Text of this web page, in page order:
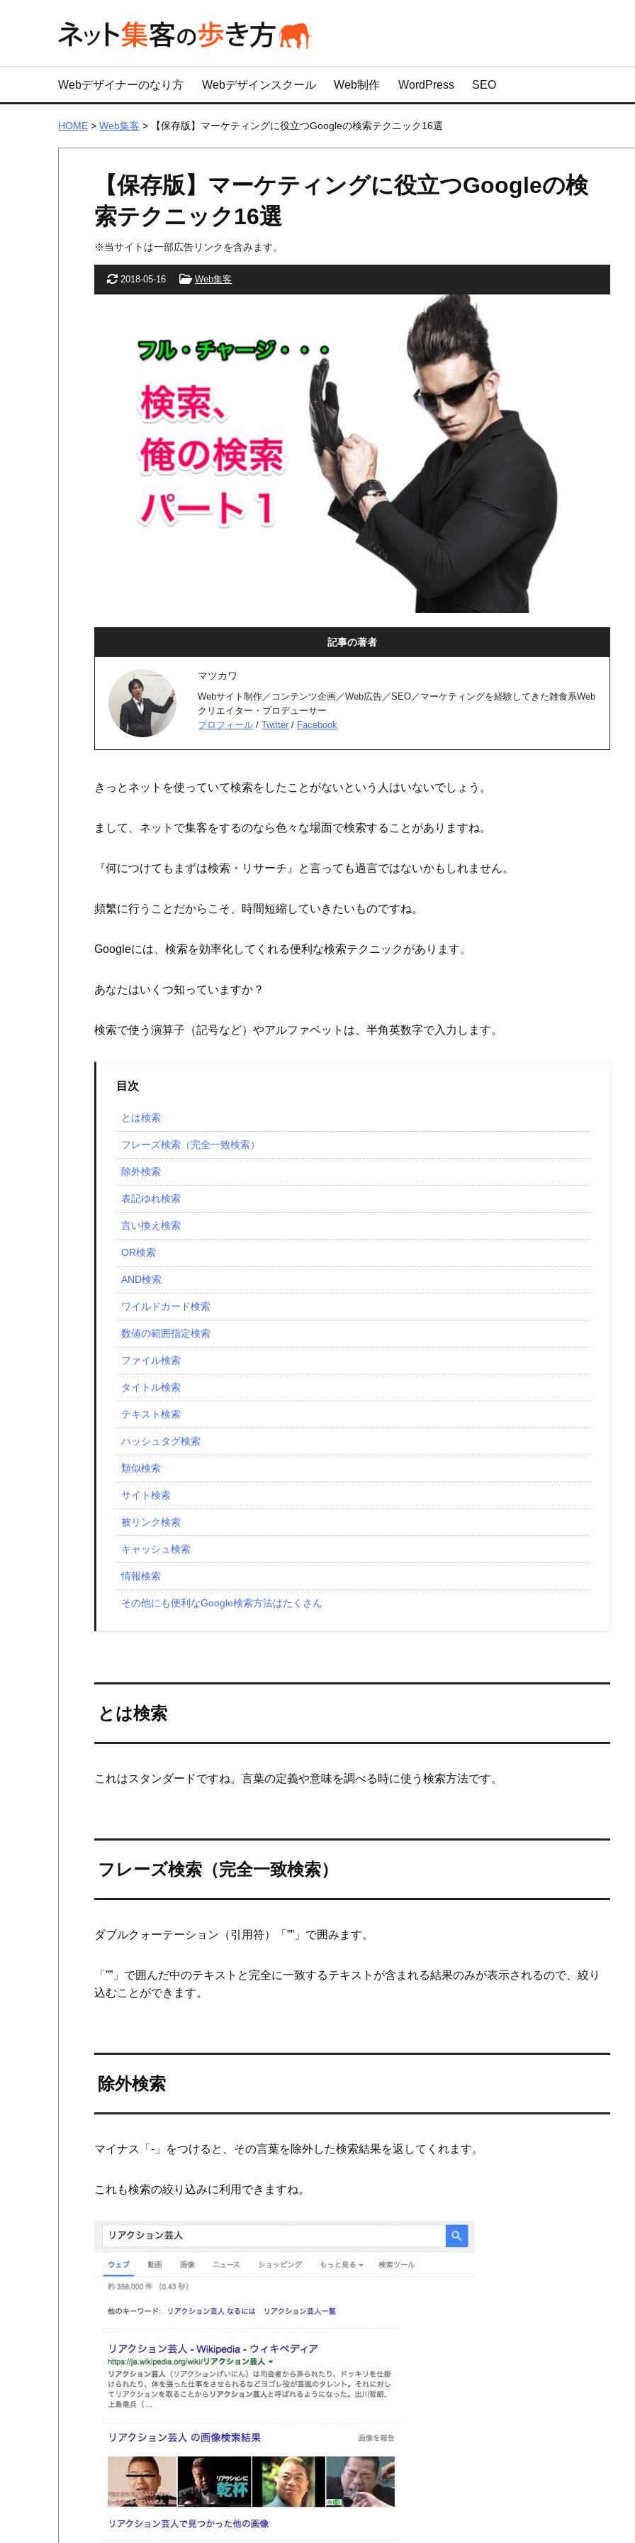
Webデザイナーのなり方 Webデザインスクール Web制作 WordPress SEO
HOME > Web集客 > 【保存版】マーケティングに役立つGoogleの検索テクニック16選
【保存版】マーケティングに役立つGoogleの検
索テクニック16選
※当サイトは一部広告リンクを含みます。
更新日
2018-05-16 カテゴリー
Web集客
記事の著者
マツカワ
Webサイト制作／コンテンツ企画／Web広告／SEO／マーケティングを経験してきた雑食系Web
クリエイター・プロデューサー
プロフィール /Twitter / Facebook
きっとネットを使っていて検索をしたことがないという人はいないでしょう。
まして、ネットで集客をするのなら色々な場面で検索することがありますね。
『何につけてもまずは検索・リサーチ』と言っても過言ではないかもしれません。
頻繁に行うことだからこそ、時間短縮していきたいものですね。
Googleには、検索を効率化してくれる便利な検索テクニックがあります。
あなたはいくつ知っていますか？
検索で使う演算子（記号など）やアルファベットは、半角英数字で入力します。
目次
とは検索
フレーズ検索（完全一致検索）
除外検索
表記ゆれ検索
言い換え検索
OR検索
AND検索
ワイルドカード検索
数値の範囲指定検索
ファイル検索
タイトル検索
テキスト検索
ハッシュタグ検索
類似検索
サイト検索
被リンク検索
キャッシュ検索
情報検索
その他にも便利なGoogle検索方法はたくさん
とは検索
これはスタンダードですね。言葉の定義や意味を調べる時に使う検索方法です。
フレーズ検索（完全一致検索）
ダブルクォーテーション（引用符）「””」で囲みます。
「””」で囲んだ中のテキストと完全に一致するテキストが含まれる結果のみが表示されるので、絞り
込むことができます。
除外検索
マイナス「-」をつけると、その言葉を除外した検索結果を返してくれます。
これも検索の絞り込みに利用できますね。